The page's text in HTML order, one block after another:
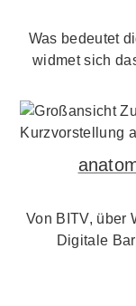
Was bedeutet
widmet sich
Von BITV, über
Digitale